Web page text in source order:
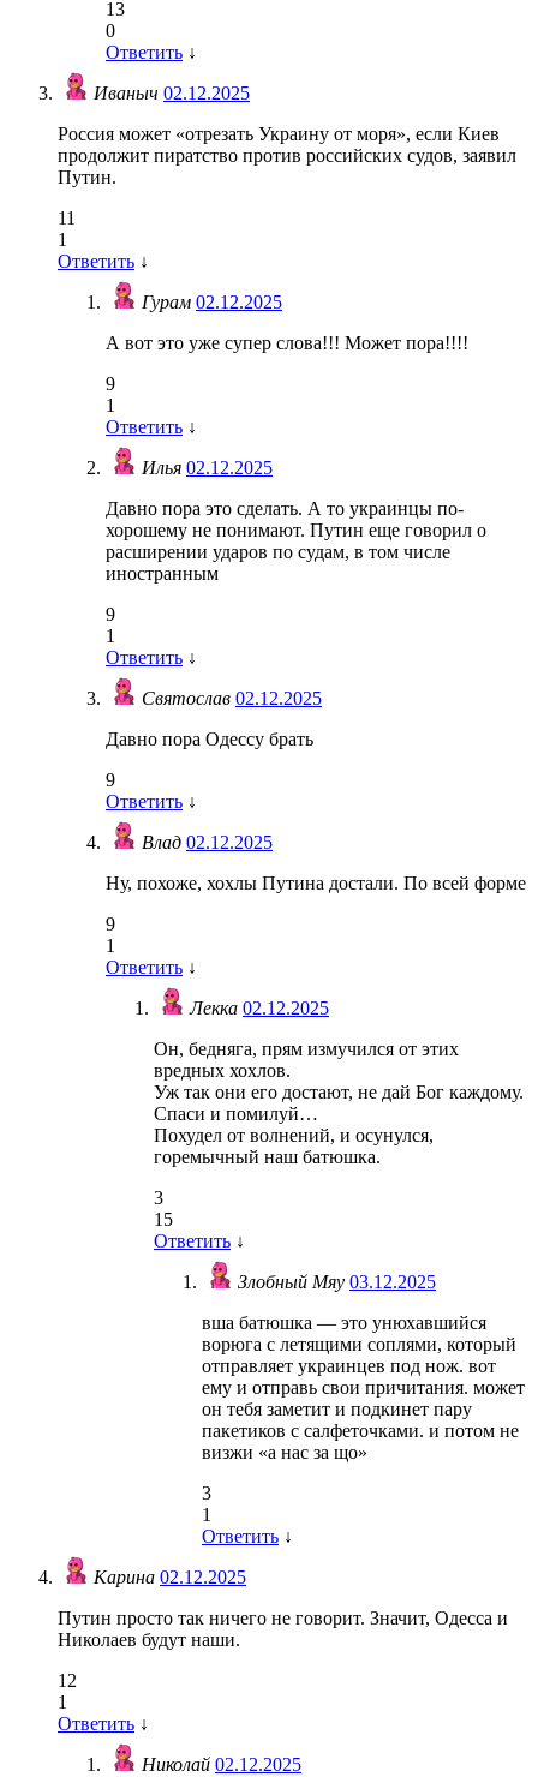
13
0
Ответить ↓
Иваныч 02.12.2025
Россия может «отрезать Украину от моря», если Киев
продолжит пиратство против российских судов, заявил
Путин.
11
1
Ответить ↓
Гурам 02.12.2025
А вот это уже супер слова!!! Может пора!!!!
9
1
Ответить ↓
Илья 02.12.2025
Давно пора это сделать. А то украинцы по-
хорошему не понимают. Путин еще говорил о
расширении ударов по судам, в том числе
иностранным
9
1
Ответить ↓
Святослав 02.12.2025
Давно пора Одессу брать
9
Ответить ↓
Влад 02.12.2025
Ну, похоже, хохлы Путина достали. По всей форме
9
1
Ответить ↓
Лекка 02.12.2025
Он, бедняга, прям измучился от этих
вредных хохлов.
Уж так они его достают, не дай Бог каждому.
Спаси и помилуй…
Похудел от волнений, и осунулся,
горемычный наш батюшка.
3
15
Ответить ↓
Злобный Мяу 03.12.2025
вша батюшка — это унюхавшийся
ворюга с летящими соплями, который
отправляет украинцев под нож. вот
ему и отправь свои причитания. может
он тебя заметит и подкинет пару
пакетиков с салфеточками. и потом не
визжи «а нас за що»
3
1
Ответить ↓
Карина 02.12.2025
Путин просто так ничего не говорит. Значит, Одесса и
Николаев будут наши.
12
1
Ответить ↓
Николай 02.12.2025